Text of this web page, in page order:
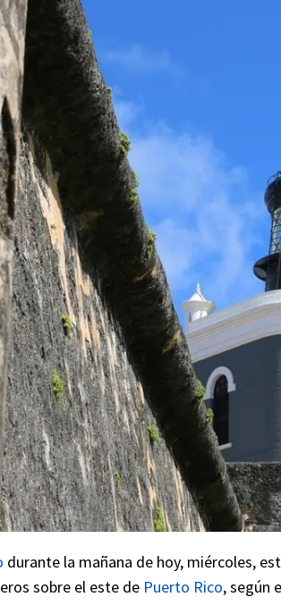
durante la mañana de hoy, miércoles,
sobre el este de Puerto Rico, según